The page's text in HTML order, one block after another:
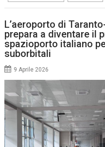
L’aeroporto di
prepara a diventare il
spazioporto italiano
suborbitali
9 Aprile 2026